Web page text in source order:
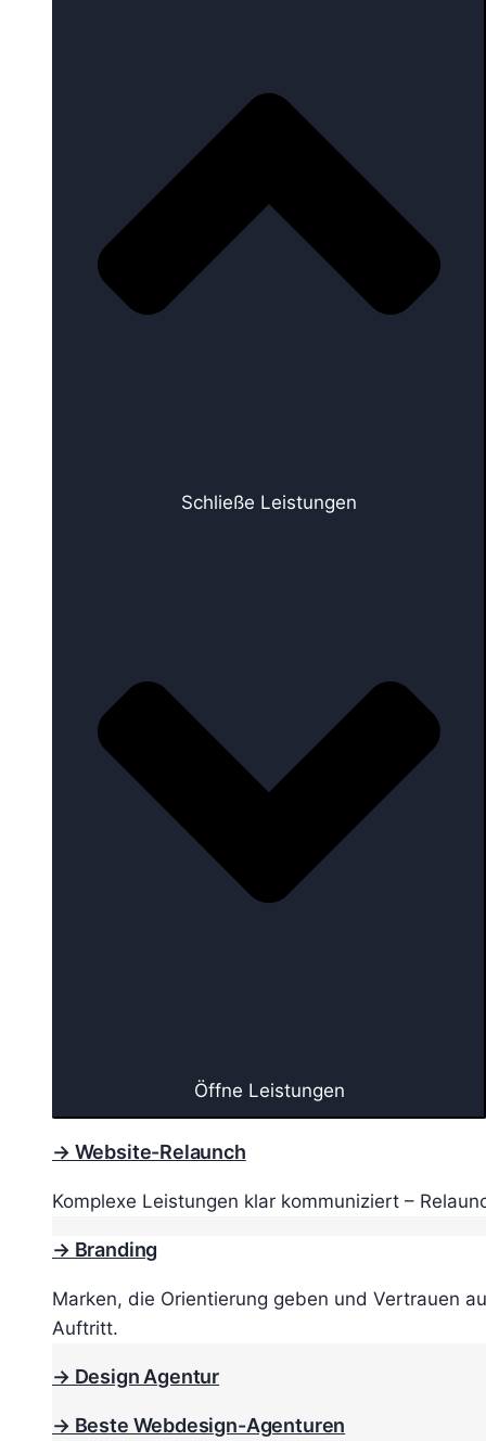
Schließe Leistungen
Öffne Leistungen
→ Website-Relaunch
Komplexe Leistungen klar kommuniziert –
→ Branding
Marken, die Orientierung geben und Vertrauen
Auftritt.
→ Design Agentur
→ Beste Webdesign-Agenturen